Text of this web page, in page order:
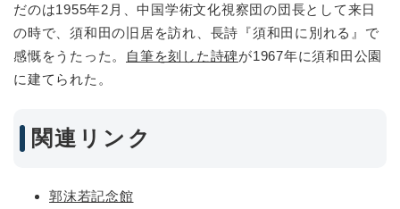
だのは1955年2月、中国学術文化視察団の団長として来日
の時で、須和田の旧居を訪れ、長詩『須和田に別れる』で
感慨をうたった。
自筆を刻した詩碑が1967年に須和田公園
に建てられた。
関連リンク
郭沫若記念館